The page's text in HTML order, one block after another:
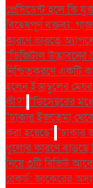
প্রেসিডেন্ট হলে কি
বিদ্বেষপূর্ণ বক্তব্য:
কারণে ভারতে
"ডিজিটাল উদ্ভাবনের
নিশ্চিতকরণে একটি
হলেন ইস্তাম্বুলের
কী?" "ডিসেম্বরের
"ঢাকার ইজতেমা
করা হয়েছে" "ঢাকার
ধুলোর কারণে বাড়ছে
নিয়ে ৩টি রিভিউ
রেকর্ড: জাকেরের